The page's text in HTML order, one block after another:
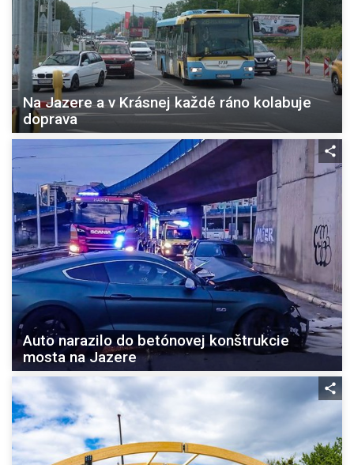
Na Jazere a v Krásnej každé ráno kolabuje
doprava
Auto narazilo do betónovej konštrukcie
mosta na Jazere